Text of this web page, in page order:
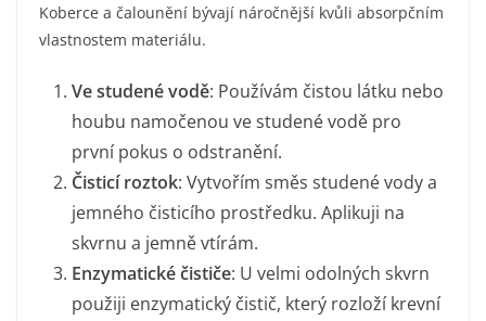
Koberce a čalounění bývají náročnější kvůli absorpčním
vlastnostem materiálu.
Ve studené vodě: Používám čistou látku nebo
houbu namočenou ve studené vodě pro
první pokus o odstranění.
Čisticí roztok: Vytvořím směs studené vody a
jemného čisticího prostředku. Aplikuji na
skvrnu a jemně vtírám.
Enzymatické čističe: U velmi odolných skvrn
použiji enzymatický čistič, který rozloží krevní